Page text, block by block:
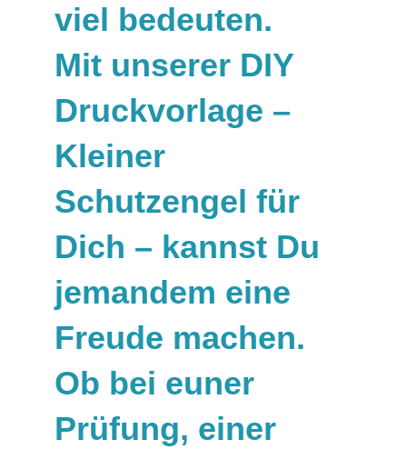
viel bedeuten.
Mit unserer DIY
Druckvorlage –
Kleiner
Schutzengel für
Dich – kannst Du
jemandem eine
Freude machen.
Ob bei euner
Prüfung, einer